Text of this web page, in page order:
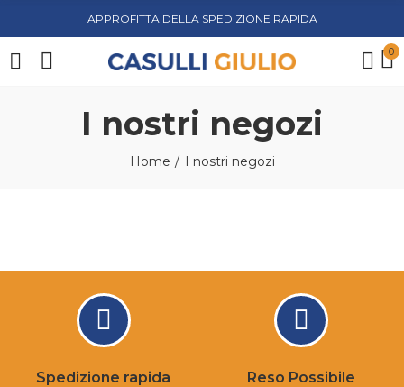
APPROFITTA DELLA SPEDIZIONE RAPIDA
0
I nostri negozi
Home I nostri negozi
Spedizione rapida Reso Possibile